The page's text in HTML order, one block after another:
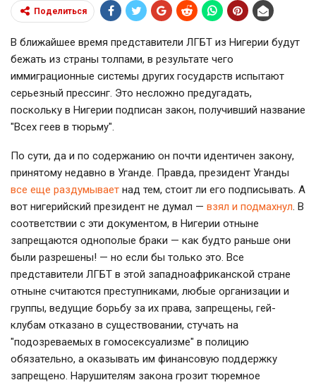
Поделиться
В ближайшее время представители ЛГБТ из Нигерии будут
бежать из страны толпами, в результате чего
иммиграционные системы других государств испытают
серьезный прессинг. Это несложно предугадать,
поскольку в Нигерии подписан закон, получивший название
"Всех геев в тюрьму".
По сути, да и по содержанию он почти идентичен закону,
принятому недавно в Уганде. Правда, президент Уганды
все еще раздумывает над тем, стоит ли его подписывать. А
вот нигерийский президент не думал — взял и подмахнул. В
соответствии с эти документом, в Нигерии отныне
запрещаются однополые браки — как будто раньше они
были разрешены! — но если бы только это. Все
представители ЛГБТ в этой западноафриканской стране
отныне считаются преступниками, любые организации и
группы, ведущие борьбу за их права, запрещены, гей-
клубам отказано в существовании, стучать на
"подозреваемых в гомосексуализме" в полицию
обязательно, а оказывать им финансовую поддержку
запрещено. Нарушителям закона грозит тюремное